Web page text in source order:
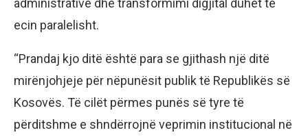
administrative dhe transformimi digjital duhet të
ecin paralelisht.
“Prandaj kjo ditë është para se gjithash një ditë
mirënjohjeje për nëpunësit publik të Republikës së
Kosovës. Të cilët përmes punës së tyre të
përditshme e shndërrojnë veprimin institucional në